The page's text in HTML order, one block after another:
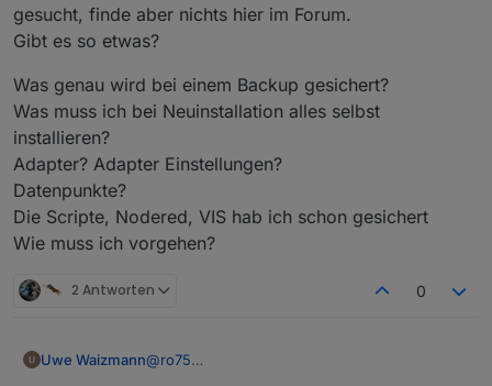
Ro75.
gesucht, finde aber nichts hier im Forum.
Gibt es so etwas?
Was genau wird bei einem Backup gesichert?
Was muss ich bei Neuinstallation alles selbst
installieren?
Adapter? Adapter Einstellungen?
Datenpunkte?
Die Scripte, Nodered, VIS hab ich schon gesichert
Wie muss ich vorgehen?
2 Antworten 0
Uwe Waizmann@ro75